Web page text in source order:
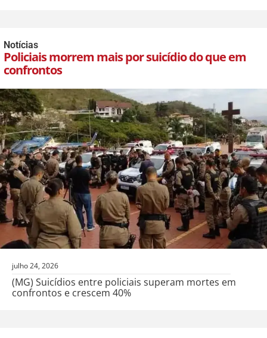
Notícias
Policiais morrem mais por suicídio do que em
confrontos
julho 24, 2026
(MG) Suicídios entre policiais superam mortes em
confrontos e crescem 40%